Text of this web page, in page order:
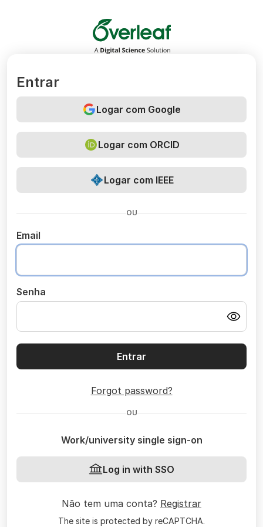
Overleaf
Entrar
Logar com Google
Logar com ORCID
Logar com IEEE
OU
Email
Senha
Entrar
Forgot password?
OU
Work/university single sign-on
Log in with SSO
Não tem uma conta? Registrar
The site is protected by reCAPTCHA.